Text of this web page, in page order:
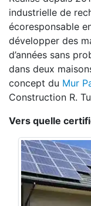
industrielle de
écoresponsable
développer des
d’années sans
dans deux
concept du Mur
Construction R.
Vers quelle